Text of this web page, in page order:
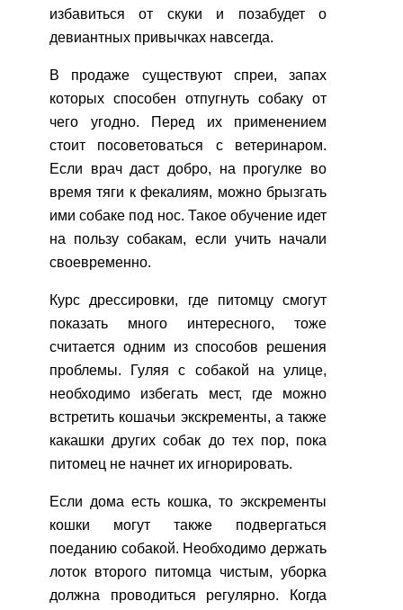
избавиться от скуки и позабудет о
девиантных привычках навсегда.
В продаже существуют спреи, запах
которых способен отпугнуть собаку от
чего угодно. Перед их применением
стоит посоветоваться с ветеринаром.
Если врач даст добро, на прогулке во
время тяги к фекалиям, можно брызгать
ими собаке под нос. Такое обучение идет
на пользу собакам, если учить начали
своевременно.
Курс дрессировки, где питомцу смогут
показать много интересного, тоже
считается одним из способов решения
проблемы. Гуляя с собакой на улице,
необходимо избегать мест, где можно
встретить кошачьи экскременты, а также
какашки других собак до тех пор, пока
питомец не начнет их игнорировать.
Если дома есть кошка, то экскременты
кошки могут также подвергаться
поеданию собакой. Необходимо держать
лоток второго питомца чистым, уборка
должна проводиться регулярно. Когда